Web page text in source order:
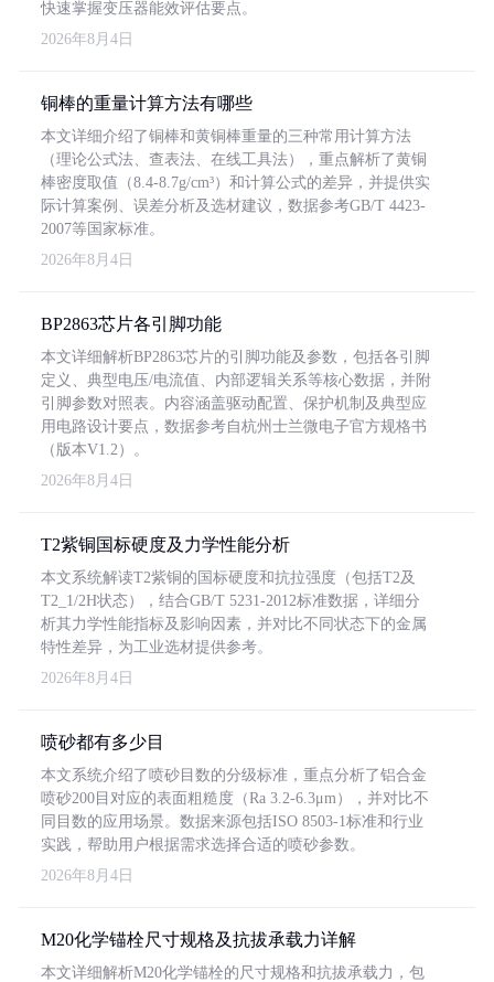
快速掌握变压器能效评估要点。
2026年8月4日
铜棒的重量计算方法有哪些
本文详细介绍了铜棒和黄铜棒重量的三种常用计算方法
（理论公式法、查表法、在线工具法），重点解析了黄铜
棒密度取值（8.4-8.7g/cm³）和计算公式的差异，并提供实
际计算案例、误差分析及选材建议，数据参考GB/T 4423-
2007等国家标准。
2026年8月4日
BP2863芯片各引脚功能
本文详细解析BP2863芯片的引脚功能及参数，包括各引脚
定义、典型电压/电流值、内部逻辑关系等核心数据，并附
引脚参数对照表。内容涵盖驱动配置、保护机制及典型应
用电路设计要点，数据参考自杭州士兰微电子官方规格书
（版本V1.2）。
2026年8月4日
T2紫铜国标硬度及力学性能分析
本文系统解读T2紫铜的国标硬度和抗拉强度（包括T2及
T2_1/2H状态），结合GB/T 5231-2012标准数据，详细分
析其力学性能指标及影响因素，并对比不同状态下的金属
特性差异，为工业选材提供参考。
2026年8月4日
喷砂都有多少目
本文系统介绍了喷砂目数的分级标准，重点分析了铝合金
喷砂200目对应的表面粗糙度（Ra 3.2-6.3μm），并对比不
同目数的应用场景。数据来源包括ISO 8503-1标准和行业
实践，帮助用户根据需求选择合适的喷砂参数。
2026年8月4日
M20化学锚栓尺寸规格及抗拔承载力详解
本文详细解析M20化学锚栓的尺寸规格和抗拔承载力，包